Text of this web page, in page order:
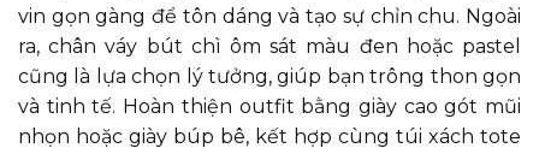
vin gọn gàng để tôn dáng và tạo sự chỉn chu. Ngoài
ra, chân váy bút chì ôm sát màu đen hoặc pastel
cũng là lựa chọn lý tưởng, giúp bạn trông thon gọn
và tinh tế. Hoàn thiện outfit bằng giày cao gót mũi
nhọn hoặc giày búp bê, kết hợp cùng túi xách tote